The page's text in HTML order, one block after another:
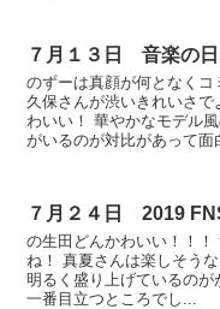
７月１３日 音楽の
のずーは真顔が何となくコ
久保さんが渋いきれいさ
わいい！ 華やかなモデル
がいるのが対比があって面
７月２４日 2019
の生田どんかわいい！！
ね！ 真夏さんは楽しそう
明るく盛り上げているの
一番目立つところでし...